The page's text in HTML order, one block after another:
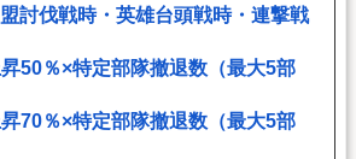
討伐戦時・英雄台頭戦時・連撃戦
50％×特定部隊撤退数（最大5部
70％×特定部隊撤退数（最大5部